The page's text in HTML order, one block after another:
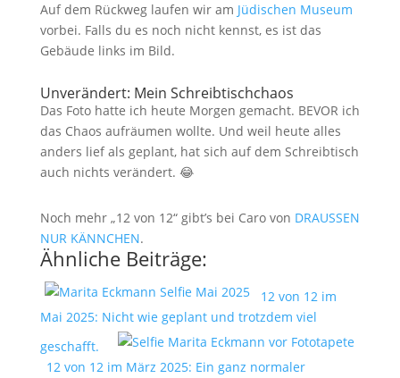
Auf dem Rückweg laufen wir am Jüdischen Museum
vorbei. Falls du es noch nicht kennst, es ist das
Gebäude links im Bild.
Unverändert: Mein Schreibtischchaos
Das Foto hatte ich heute Morgen gemacht. BEVOR ich
das Chaos aufräumen wollte. Und weil heute alles
anders lief als geplant, hat sich auf dem Schreibtisch
auch nichts verändert. 😂
Noch mehr „12 von 12“ gibt’s bei Caro von DRAUSSEN
NUR KÄNNCHEN.
Ähnliche Beiträge:
12 von 12 im
Mai 2025: Nicht wie geplant und trotzdem viel
geschafft.
12 von 12 im März 2025: Ein ganz normaler